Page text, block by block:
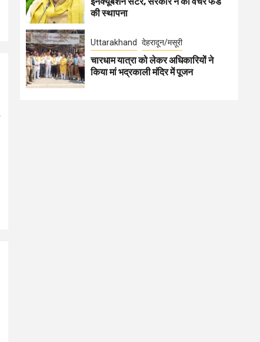
की स्थापना
Uttarakhand देहरादून/मसूरी
चारधाम यात्रा को लेकर अधिकारियों ने
किया मां भद्रकाली मंदिर में पूजन